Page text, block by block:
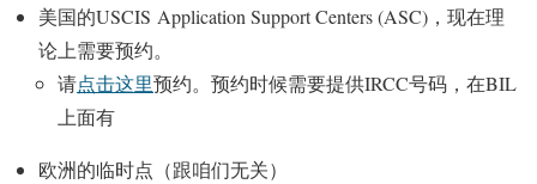
美国的USCIS Application Support Centers (ASC)，现在理
论上需要预约。
请点击这里预约。预约时候需要提供IRCC号码，在BIL
上面有
欧洲的临时点（跟咱们无关）